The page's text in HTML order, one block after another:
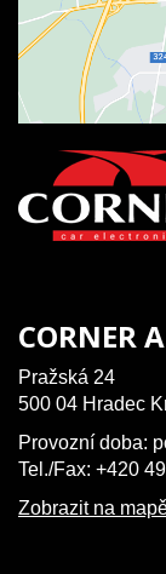
CORNER
Pražská 24
500 04 Hradec
Provozní doba:
Tel./Fax: +420
Zobrazit na